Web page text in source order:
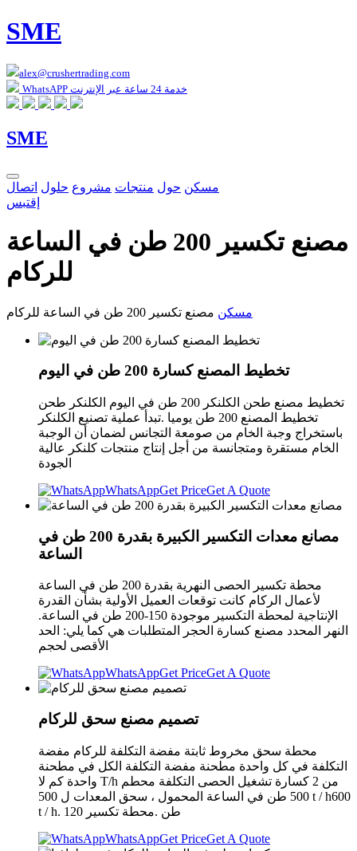
SME
alex@crushertrading.com
WhatsAPP خدمة 24 ساعة عبر الإنترنت
SME
مسكن حول منتجات مشروع حلول اتصال
إقتبس
مصنع تكسير 200 طن في الساعة
للركام
مسكن مصنع تكسير 200 طن في الساعة للركام
تخطيط المصنع كسارة 200 طن في اليوم
تخطيط مصنع طحن الكلنكر 200 طن في اليوم الكلنكر طحن
تخطيط المصنع 200 طن يوميا .تبدأ عملية تصنيع الكلنكر
باستخراج وجبة الخام من صومعة التجانس لضمان أن الوجبة
الخام مستقرة ومتجانسة من أجل إنتاج منتجات كلنكر عالية
الجودة
WhatsAppGet PriceGet A Quote
مصانع معدات التكسير الكبيرة بقدرة 200 طن في
الساعة
محطة تكسير الحصى النهرية بقدرة 200 طن في الساعة
لأعمال الركام كانت توقعات العميل الأولية بشأن القدرة
الإنتاجية لمحطة التكسير موجودة 150-200 طن في الساعة.
النهر المحدد مصنع كسارة الحجر المتطلبات هي كما يلي: الحد
الأقصى لحجم
WhatsAppGet PriceGet A Quote
تصميم مصنع سحق للركام
محطة سحق مخروط ثابتة مفضة التكلفة للركام مفضة
التكلفة في كل واحدة مطحنة مفضة التكلفة الكل في مطحنة
واحدة كم لا T/h من 2 كسارة تشغيل الحصى التكلفة محطم
500 طن في الساعة المحمول ، سحق المعدات ل 500 t / h600
t / h. 120 طن .محطة تكسير
WhatsAppGet PriceGet A Quote